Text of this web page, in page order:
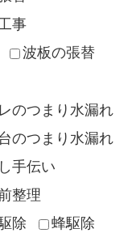
事
波板の張替
のつまり水漏れ
のつまり水漏れ
手伝い
整理
除
蜂駆除